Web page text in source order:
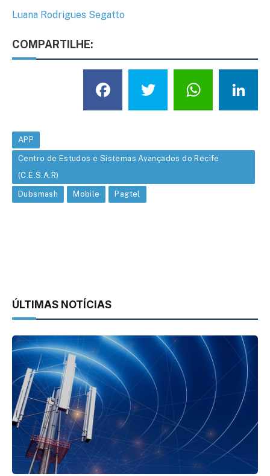
Luana Rodrigues Segatto
COMPARTILHE:
Facebook
Twitter
APP
Centro de Estudos e Sistemas Avançados do Recife
(C.E.S.A.R)
Dubsmash Mobile Pagtel
ÚLTIMAS NOTÍCIAS